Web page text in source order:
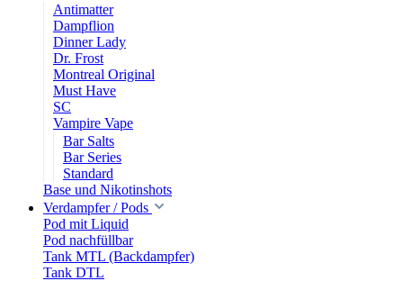
Antimatter
Dampflion
Dinner Lady
Dr. Frost
Montreal Original
Must Have
SC
Vampire Vape
Bar Salts
Bar Series
Standard
Base und Nikotinshots
Verdampfer / Pods
Pod mit Liquid
Pod nachfüllbar
Tank MTL (Backdampfer)
Tank DTL